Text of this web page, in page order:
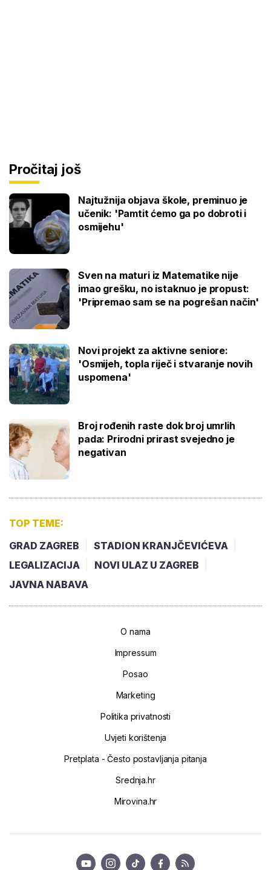
Pročitaj još
Najtužnija objava škole, preminuo je
učenik: 'Pamtit ćemo ga po dobroti i
osmijehu'
Sven na maturi iz Matematike nije
imao grešku, no istaknuo je propust:
'Pripremao sam se na pogrešan način'
Novi projekt za aktivne seniore:
'Osmijeh, topla riječ i stvaranje novih
uspomena'
Broj rođenih raste dok broj umrlih
pada: Prirodni prirast svejedno je
negativan
TOP TEME:
GRAD ZAGREB
STADION KRANJČEVIĆEVA
LEGALIZACIJA
NOVI ULAZ U ZAGREB
JAVNA NABAVA
O nama
Impressum
Posao
Marketing
Politika privatnosti
Uvjeti korištenja
Pretplata - Često postavljanja pitanja
Srednja.hr
Mirovina.hr